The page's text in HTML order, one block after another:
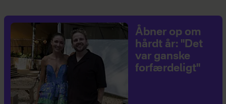
Åbner op om
hårdt år: "Det
var ganske
forfærdeligt"